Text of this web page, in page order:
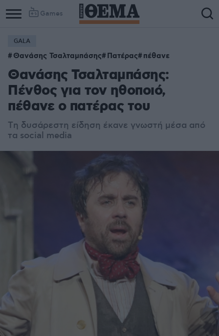
Games
GALA
Θανάσης Τσαλταμπάσης Πατέρας πέθανε
Θανάσης Τσαλταμπάσης:
Πένθος για τον ηθοποιό,
πέθανε ο πατέρας του
Tη δυσάρεστη είδηση έκανε γνωστή μέσα από
τα social media